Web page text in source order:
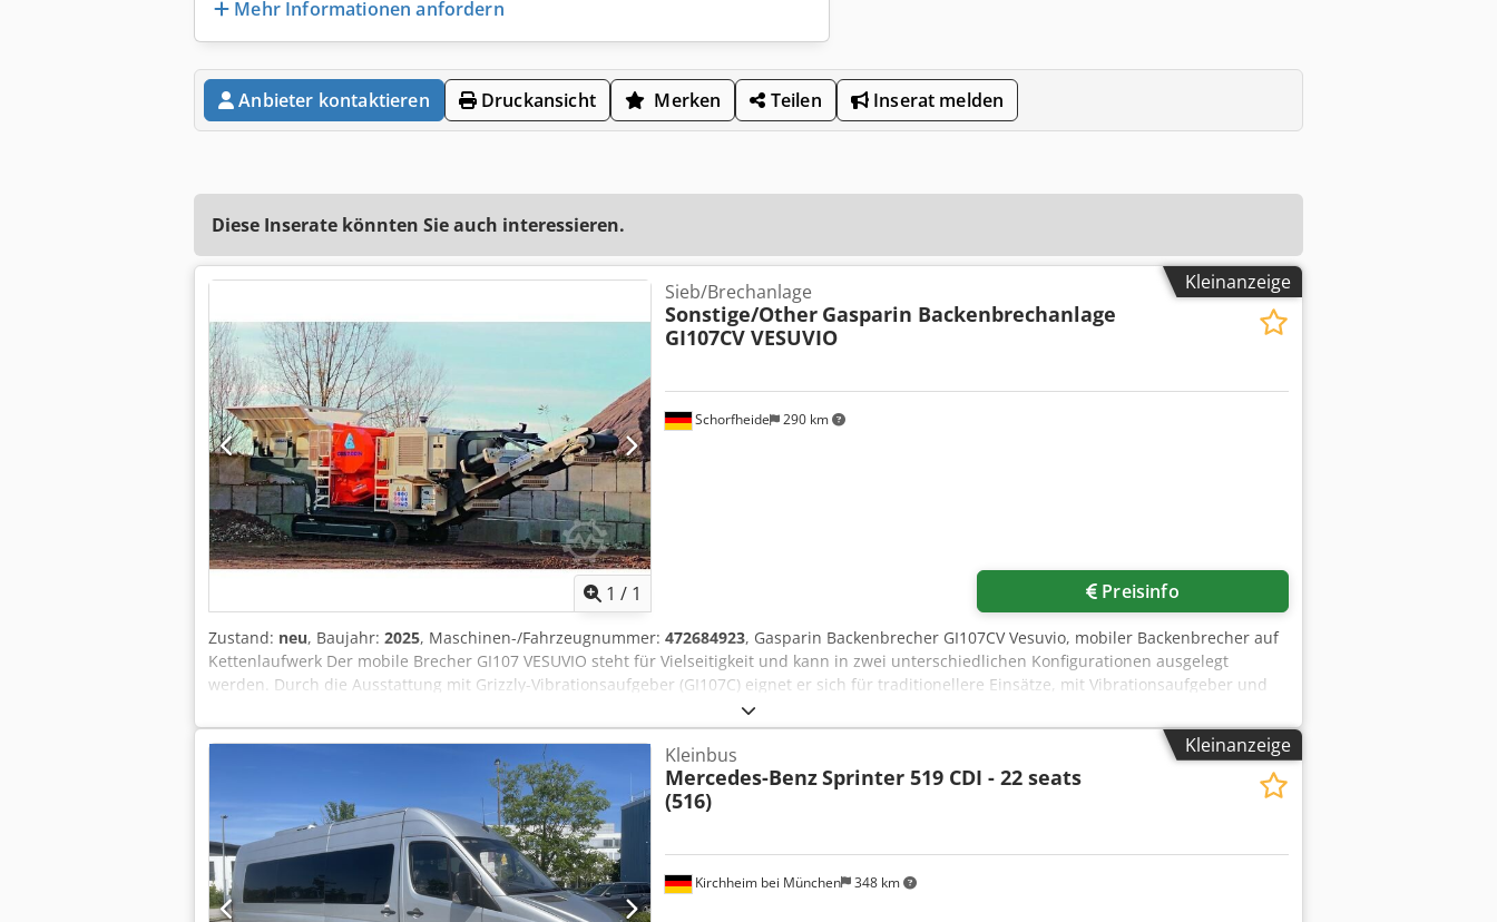
Mehr Informationen anfordern
Anbieter kontaktieren Druckansicht Merken Teilen Inserat melden
Diese Inserate könnten Sie auch interessieren.
Kleinanzeige
1 / 1
Schorfheide 290 km
Sieb/Brechanlage
Sonstige/Other Gasparin Backenbrechanlage
GI107CV VESUVIO
Preisinfo
Zustand: neu, Baujahr: 2025, Maschinen-/Fahrzeugnummer: 472684923, Gasparin Backenbrecher GI107CV Vesuvio, mobiler Backenbrecher auf
Kettenlaufwerk Der mobile Brecher GI107 VESUVIO steht für Vielseitigkeit und kann in zwei unterschiedlichen Konfigurationen ausgelegt
werden. Durch die Ausstattung mit Grizzly-Vibrationsaufgeber (GI107C) eignet er sich für traditionellere Einsätze, mit Vibrationsaufgeber und
Vorsieb dagegen eignet sich die Maschine (GI107CV) für beschwerliche Einsätze mit hohen Feinanteilen und großer Materialfeuchtigkeit. Mit
der serienmäßigen Ausstattung mit dem patentierten HCS-System (Hydraulic Crushing System) ist VESUVIO Crsdpfx Amohd I Rzjzjf die beste
Antwort auf die Anforderungen von Fachmann und Vermieter. Produktionsleistung: ca. 320 TO/H Patentiertes HCS-System Proportionalverteiler
mit \"Load Sensing \" für eine Optimierung des Systems und eine Reduzierung des Kraftstoffverbrauchs um ca. 30%. Spaltmaß hydraulisch
einstellbar auch während des Brechvorganges schnelles Blockiersystem mit Keilen und Klappzylindern Entladehöhe 3000 mm Staubabsaugung
Tankpumpe Magnetabscheider Garantie 1 Jahr bis max. Betriebsstunden ab Betriebsstart der Anlage Technische Daten: Backenbrecher 1020 x
700 mm Brechspaltmaß von 45 bis 180 mm Aufgabebunker 5m³ - 2000 x 3960 mm Zwei-Deck Vibrationssieb 1020 x 1800 mm Hauptförderband
800 x 9600 mm 4 Zylinder Dieselmotor mit konstanter Drehzahl 82 PS/60 KW , Abgasstufe V Kontrollpanel Kettenlaufwerk 400 x 3310 mm
Gewicht: kg Transportlänge 12900 mm Transportbreite:2530 mm Transporthöhe 3200 mm Weitere Informationen Verwendungszweck:
Bauwesen, Allgemeiner Zustand: sehr gut, Technischer Zustand: sehr gut, Optischer Zustand: sehr gut,
Kleinanzeige
Kirchheim bei München 348 km
Kleinbus
Mercedes-BenzSprinter 519 CDI - 22 seats
(516)